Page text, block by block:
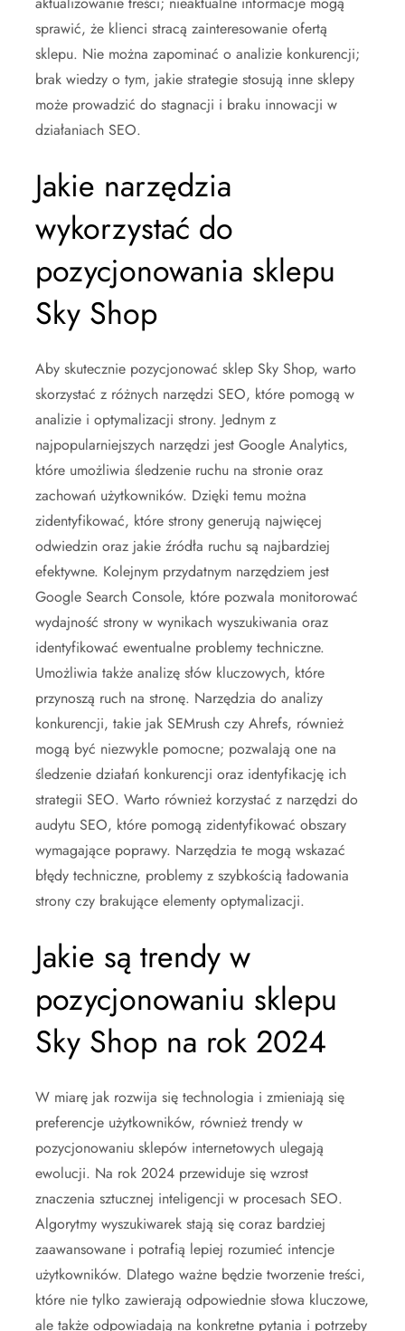
sprawić, że klienci stracą zainteresowanie ofertą
sklepu. Nie można zapominać o analizie konkurencji;
brak wiedzy o tym, jakie strategie stosują inne sklepy
może prowadzić do stagnacji i braku innowacji w
działaniach SEO.
Jakie narzędzia
wykorzystać do
pozycjonowania sklepu
Sky Shop
Aby skutecznie pozycjonować sklep Sky Shop, warto
skorzystać z różnych narzędzi SEO, które pomogą w
analizie i optymalizacji strony. Jednym z
najpopularniejszych narzędzi jest Google Analytics,
które umożliwia śledzenie ruchu na stronie oraz
zachowań użytkowników. Dzięki temu można
zidentyfikować, które strony generują najwięcej
odwiedzin oraz jakie źródła ruchu są najbardziej
efektywne. Kolejnym przydatnym narzędziem jest
Google Search Console, które pozwala monitorować
wydajność strony w wynikach wyszukiwania oraz
identyfikować ewentualne problemy techniczne.
Umożliwia także analizę słów kluczowych, które
przynoszą ruch na stronę. Narzędzia do analizy
konkurencji, takie jak SEMrush czy Ahrefs, również
mogą być niezwykle pomocne; pozwalają one na
śledzenie działań konkurencji oraz identyfikację ich
strategii SEO. Warto również korzystać z narzędzi do
audytu SEO, które pomogą zidentyfikować obszary
wymagające poprawy. Narzędzia te mogą wskazać
błędy techniczne, problemy z szybkością ładowania
strony czy brakujące elementy optymalizacji.
Jakie są trendy w
pozycjonowaniu sklepu
Sky Shop na rok 2024
W miarę jak rozwija się technologia i zmieniają się
preferencje użytkowników, również trendy w
pozycjonowaniu sklepów internetowych ulegają
ewolucji. Na rok 2024 przewiduje się wzrost
znaczenia sztucznej inteligencji w procesach SEO.
Algorytmy wyszukiwarek stają się coraz bardziej
zaawansowane i potrafią lepiej rozumieć intencje
użytkowników. Dlatego ważne będzie tworzenie treści,
które nie tylko zawierają odpowiednie słowa kluczowe,
ale także odpowiadają na konkretne pytania i potrzeby